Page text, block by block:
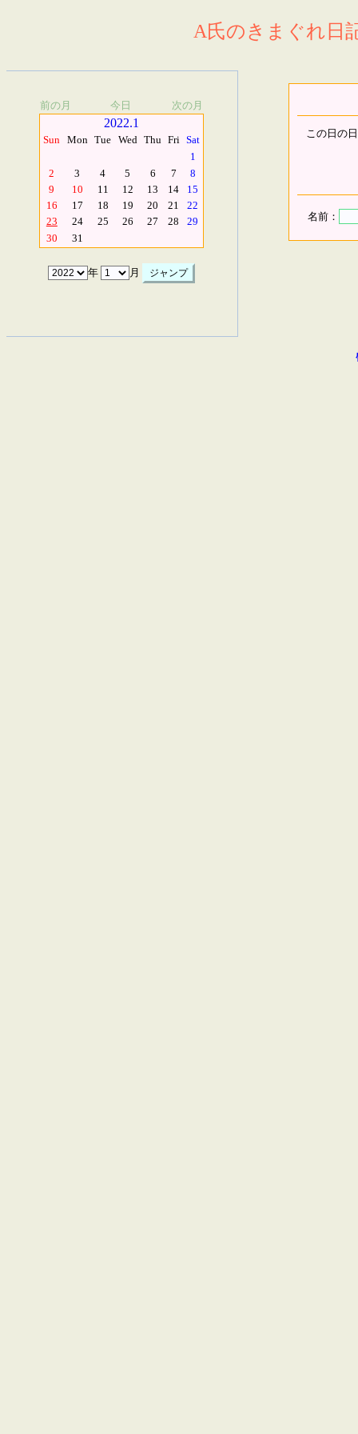
A氏のきまぐれ日
前の月 今日 次の月
2022.1
Sun Mon Tue Wed Thu Fri Sat
1
2
3 4 5 6 7
8
9
10 11 12 13 14
15
16
17 18 19 20 21
22
23
24 25 26 27 28
29
30
31
年 月
この日の
名前：